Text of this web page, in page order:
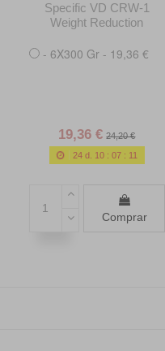
Specific VD CRW-1
Weight Reduction
- 6X300 Gr - 19,36 €
19,36 € 24,20 €
24d. 10: 07: 10
Comprar